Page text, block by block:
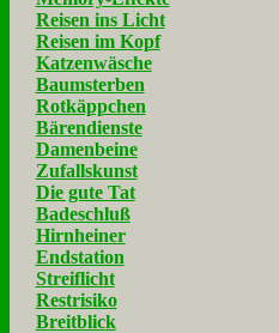
Reisen ins Licht
Reisen im Kopf
Katzenwäsche
Baumsterben
Rotkäppchen
Bärendienste
Damenbeine
Zufallskunst
Die gute Tat
Badeschluß
Hirnheiner
Endstation
Streiflicht
Restrisiko
Breitblick